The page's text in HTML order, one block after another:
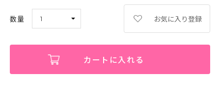
お気に入り登録
カートに入れる